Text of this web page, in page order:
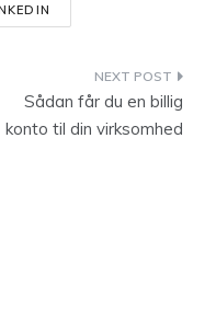
Sådan får du en billig
konto til din virksomhed